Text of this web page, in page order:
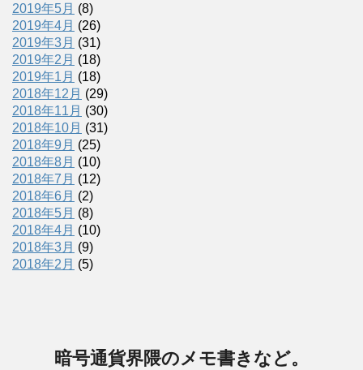
2019年5月 (8)
2019年4月 (26)
2019年3月 (31)
2019年2月 (18)
2019年1月 (18)
2018年12月 (29)
2018年11月 (30)
2018年10月 (31)
2018年9月 (25)
2018年8月 (10)
2018年7月 (12)
2018年6月 (2)
2018年5月 (8)
2018年4月 (10)
2018年3月 (9)
2018年2月 (5)
暗号通貨界隈のメモ書きなど。